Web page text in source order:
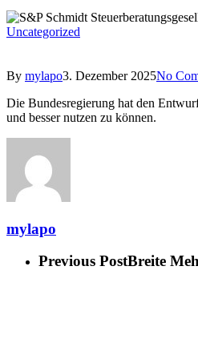
Uncategorized
By mylapo3. Dezember 2025No
Die Bundesregierung hat den
und besser nutzen zu können.
mylapo
Previous PostBreite